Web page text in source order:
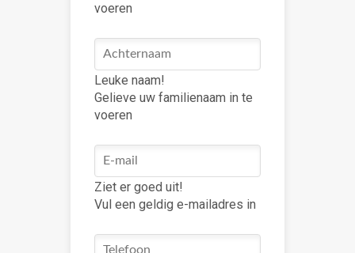
voeren
Leuke naam!
Gelieve uw familienaam in te
voeren
Ziet er goed uit!
Vul een geldig e-mailadres in